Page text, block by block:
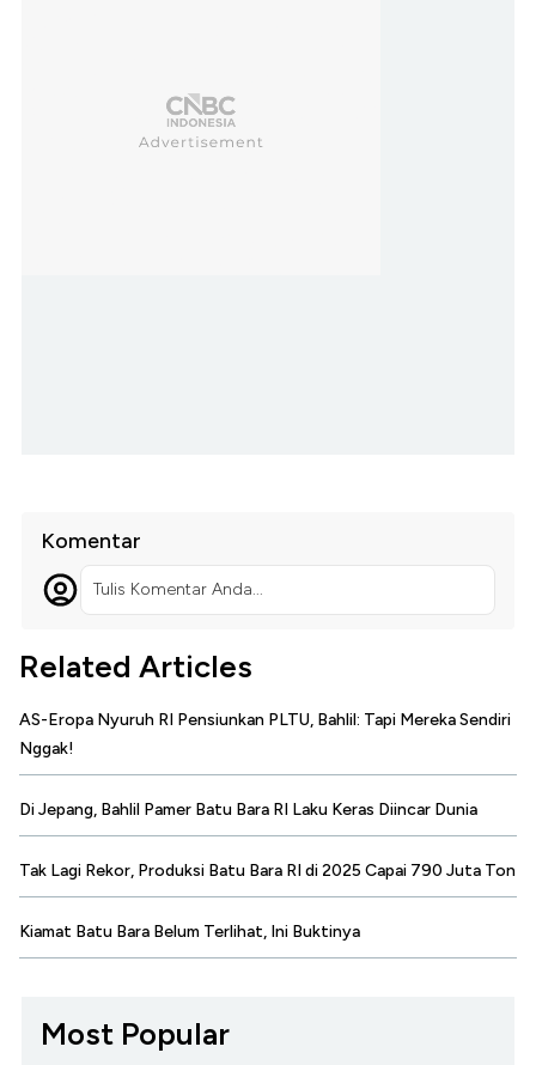
Komentar
Tulis Komentar Anda...
Related Articles
AS-Eropa Nyuruh RI Pensiunkan PLTU, Bahlil: Tapi Mereka Sendiri
Nggak!
Di Jepang, Bahlil Pamer Batu Bara RI Laku Keras Diincar Dunia
Tak Lagi Rekor, Produksi Batu Bara RI di 2025 Capai 790 Juta Ton
Kiamat Batu Bara Belum Terlihat, Ini Buktinya
Most Popular